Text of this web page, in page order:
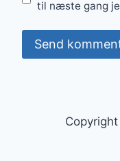
til næste gang